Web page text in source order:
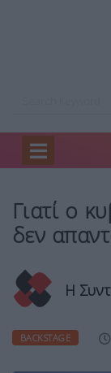
Home
Γιατί ο
δεν
Η
BACKSTAGE